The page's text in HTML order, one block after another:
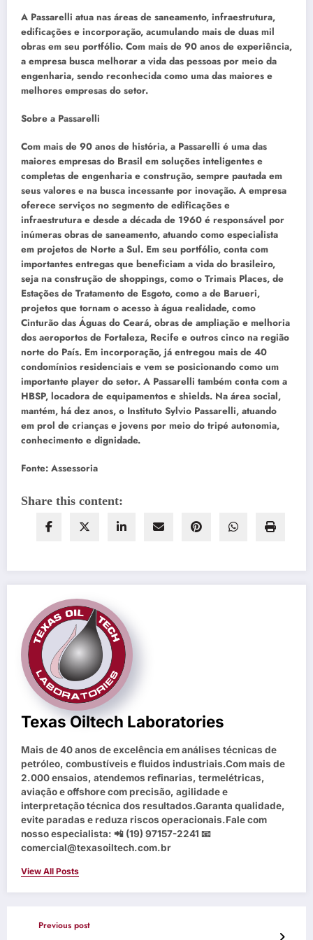
A Passarelli atua nas áreas de saneamento, infraestrutura,
edificações e incorporação, acumulando mais de duas mil
obras em seu portfólio. Com mais de 90 anos de experiência,
a empresa busca melhorar a vida das pessoas por meio da
engenharia, sendo reconhecida como uma das maiores e
melhores empresas do setor.
Sobre a Passarelli
Com mais de 90 anos de história, a Passarelli é uma das
maiores empresas do Brasil em soluções inteligentes e
completas de engenharia e construção, sempre pautada em
seus valores e na busca incessante por inovação. A empresa
oferece serviços no segmento de edificações e
infraestrutura e desde a década de 1960 é responsável por
inúmeras obras de saneamento, atuando como especialista
em projetos de Norte a Sul. Em seu portfólio, conta com
importantes entregas que beneficiam a vida do brasileiro,
seja na construção de shoppings, como o Trimais Places, de
Estações de Tratamento de Esgoto, como a de Barueri,
projetos que tornam o acesso à água realidade, como
Cinturão das Águas do Ceará, obras de ampliação e melhoria
dos aeroportos de Fortaleza, Recife e outros cinco na região
norte do País. Em incorporação, já entregou mais de 40
condomínios residenciais e vem se posicionando como um
importante player do setor. A Passarelli também conta com a
HBSP, locadora de equipamentos e shields. Na área social,
mantém, há dez anos, o Instituto Sylvio Passarelli, atuando
em prol de crianças e jovens por meio do tripé autonomia,
conhecimento e dignidade.
Fonte: Assessoria
Share this content:
Texas Oiltech Laboratories
Mais de 40 anos de excelência em análises técnicas de
petróleo, combustíveis e fluidos industriais.Com mais de
2.000 ensaios, atendemos refinarias, termelétricas,
aviação e offshore com precisão, agilidade e
interpretação técnica dos resultados.Garanta qualidade,
evite paradas e reduza riscos operacionais.Fale com
nosso especialista: 📲 (19) 97157-2241 📧
comercial@texasoiltech.com.br
View All Posts
Previous post